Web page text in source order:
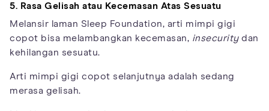
5. Rasa Gelisah atau Kecemasan Atas Sesuatu
Melansir laman Sleep Foundation, arti mimpi gigi
copot bisa melambangkan kecemasan, insecuritydan
kehilangan sesuatu.
Arti mimpi gigi copot selanjutnya adalah sedang
merasa gelisah.